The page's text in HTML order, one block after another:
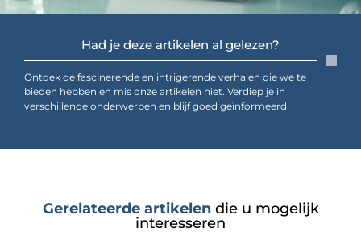
Had je deze artikelen al gelezen?
Ontdek de fascinerende en intrigerende verhalen die we te
bieden hebben en mis onze artikelen niet. Verdiep je in
verschillende onderwerpen en blijf goed geïnformeerd!
Gerelateerde artikelendie u mogelijk
interesseren